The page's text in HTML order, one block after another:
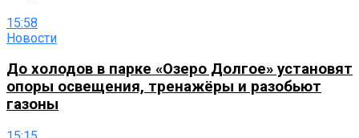
15:58
Новости
До холодов в парке «Озеро Долгое» установят
опоры освещения, тренажёры и разобьют
газоны